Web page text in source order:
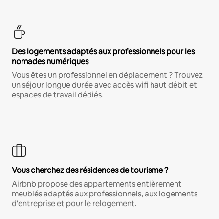
Des logements adaptés aux professionnels pour les
nomades numériques
Vous êtes un professionnel en déplacement ? Trouvez
un séjour longue durée avec accès wifi haut débit et
espaces de travail dédiés.
Vous cherchez des résidences de tourisme ?
Airbnb propose des appartements entièrement
meublés adaptés aux professionnels, aux logements
d'entreprise et pour le relogement.